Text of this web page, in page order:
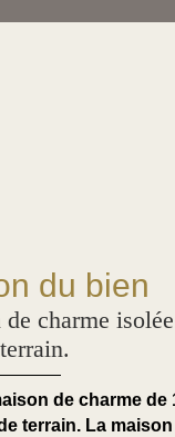
du bien
charme
de charme
terrain. La